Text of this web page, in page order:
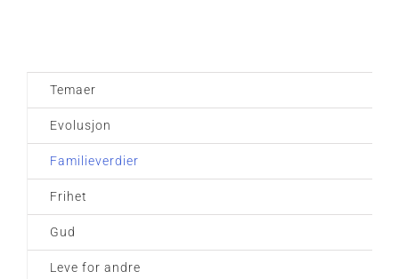
Temaer
Evolusjon
Familieverdier
Frihet
Gud
Leve for andre